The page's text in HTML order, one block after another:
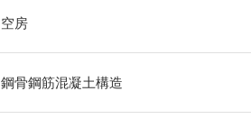
空房
鋼骨鋼筋混凝土構造